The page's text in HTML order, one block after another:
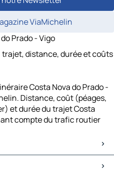
ViaMichelin
Prado - Vigo
trajet, distance, durée et coûts
Costa Nova do Prado -
Distance, coût (péages,
et durée du trajet Costa
compte du trafic routier